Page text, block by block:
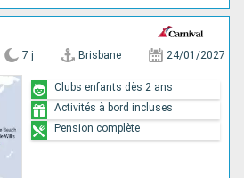
7 j Brisbane 24/01/2027
Clubs enfants dès 2 ans
Activités à bord incluses
Pension complète